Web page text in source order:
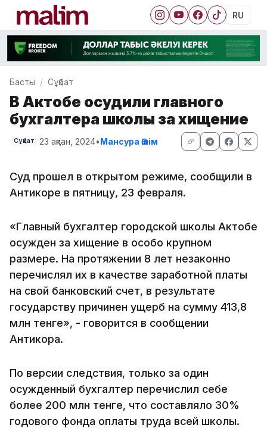
RU
Басты Сұқбат
В Актобе осудили главного
бухгалтера школы за хищение
Сұқбат 23 ақпан, 2024•Мансура Әшім
Суд прошел в открытом режиме, сообщили в
Антикоре в пятницу, 23 февраля.
«Главный бухгалтер городской школы Актобе
осужден за хищение в особо крупном
размере. На протяжении 8 лет незаконно
перечислял их в качестве заработной платы
на свой банковский счет, в результате
государству причинен ущерб на сумму 413,8
млн тенге», - говорится в сообщении
Антикора.
По версии следствия, только за один
осужденный бухгалтер перечислил себе
более 200 млн тенге, что составляло 30%
годового фонда оплаты труда всей школы.